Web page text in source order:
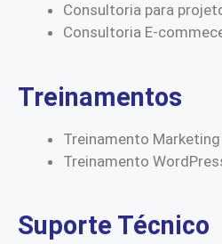
Consultoria para
Consultoria E-
Treinamentos
Treinamento
Treinamento
Suporte Técnico